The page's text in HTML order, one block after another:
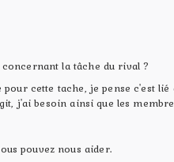
la tâche du rival ?
cette tache, je pense c'est
j'ai besoin ainsi que les
pouvez nous aider.